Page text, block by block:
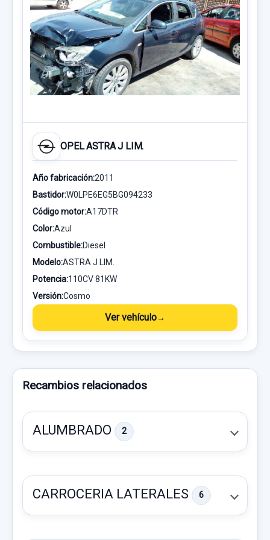
OPEL ASTRA J LIM.
Año fabricación:2011
Bastidor:W0LPE6EG5BG094233
Código motor:A17DTR
Color:Azul
Combustible:Diesel
Modelo:ASTRA J LIM.
Potencia:110CV 81KW
Versión:Cosmo
Ver vehículo
Recambios relacionados
ALUMBRADO 2
CARROCERIA LATERALES 6